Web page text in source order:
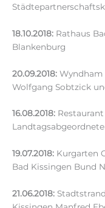
18.10.2018: Rathaus
Blankenburg
20.09.2018: Wyndham
Wolfgang Sobtzick
16.08.2018:
19.07.2018: Kurgarten
Bad Kissingen Bund
21.06.2018: